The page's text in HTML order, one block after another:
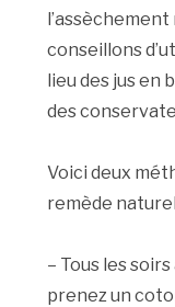
conseillons
lieu des jus en
des
Voici deux
remède
– Tous les
prenez un